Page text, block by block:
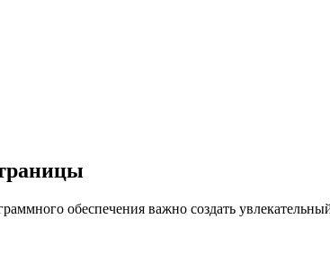
обеспечения важно создать